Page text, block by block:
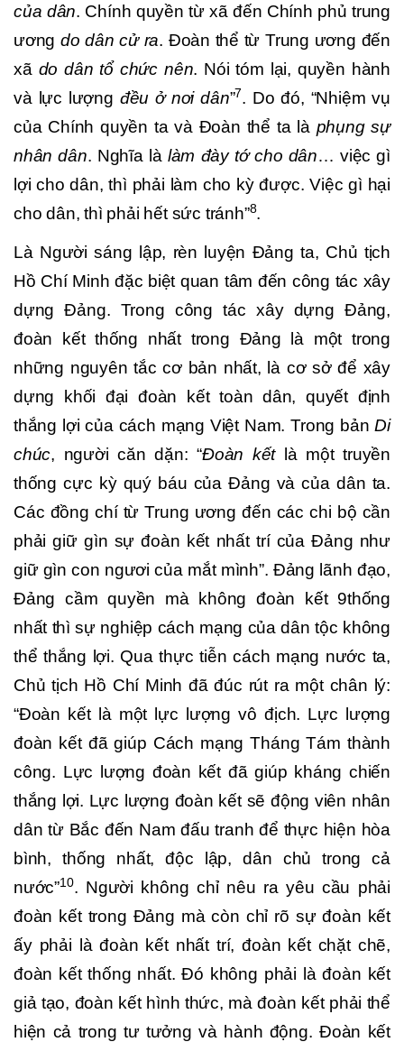
của dân. Chính quyền từ xã đến Chính phủ trung
ương do dân cử ra. Đoàn thể từ Trung ương đến
xã do dân tổ chức nên. Nói tóm lại, quyền hành
và lực lượng đều ở nơi dân”7. Do đó, “Nhiệm vụ
của Chính quyền ta và Đoàn thể ta là phụng sự
nhân dân. Nghĩa là làm đày tớ cho dân… việc gì
lợi cho dân, thì phải làm cho kỳ được. Việc gì hại
cho dân, thì phải hết sức tránh”8.
Là Người sáng lập, rèn luyện Đảng ta, Chủ tịch
Hồ Chí Minh đặc biệt quan tâm đến công tác xây
dựng Đảng. Trong công tác xây dựng Đảng,
đoàn kết thống nhất trong Đảng là một trong
những nguyên tắc cơ bản nhất, là cơ sở để xây
dựng khối đại đoàn kết toàn dân,quyết định
thắng lợi của cách mạng Việt Nam. Trong bảnDi
chúc, người căn dặn: “Đoàn kếtlà một truyền
thống cực kỳ quý báu của Đảng và của dân ta.
Các đồng chí từ Trung ương đến các chi bộ cần
phải giữ gìn sự đoàn kết nhất trí của Đảng như
giữ gìn con ngươi của mắt mình”. Đảng lãnh đạo,
Đảng cầm quyền mà không đoàn kết 9thống
nhất thì sự nghiệp cách mạng của dân tộc không
thể thắng lợi. Qua thực tiễn cách mạng nước ta,
Chủ tịch Hồ Chí Minh đã đúc rút ra một chân lý:
“Đoàn kết là một lực lượng vô địch. Lực lượng
đoàn kết đã giúp Cách mạng Tháng Tám thành
công. Lực lượng đoàn kết đã giúp kháng chiến
thắng lợi. Lực lượng đoàn kết sẽ động viên nhân
dân từ Bắc đến Nam đấu tranh để thực hiện hòa
bình, thống nhất, độc lập, dân chủ trong cả
nước”10. Người không chỉ nêu ra yêu cầu phải
đoàn kết trong Đảng mà còn chỉ rõ sự đoàn kết
ấy phải là đoàn kết nhất trí, đoàn kết chặt chẽ,
đoàn kết thống nhất. Đó không phải là đoàn kết
giả tạo, đoàn kết hình thức, mà đoàn kết phải thể
hiện cả trong tư tưởng và hành động. Đoàn kết